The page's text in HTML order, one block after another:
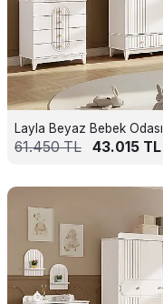
Layla Beyaz Bebek Odası
61.450TL 43.015 TL